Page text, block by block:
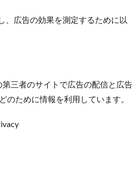
、広告の効果を測定するために以
三者のサイトで広告の配信と広告
ために情報を利用しています。